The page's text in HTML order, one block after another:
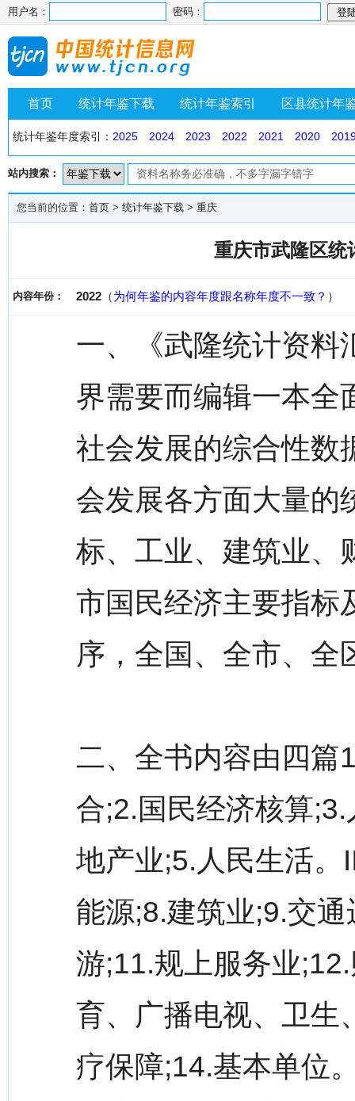
用户名： 密码：
首页 统计年鉴下载 统计年鉴索引 区县统计年
统计年鉴年度索引： 2025 2024 2023 2022 2021 2020
站内搜索：
您当前的位置： 首页 > 统计年鉴下载 > 重庆
重庆市武隆区统
内容年份： 2022 （为何年鉴的内容年度跟名称年度不一致？ ）
一、《武隆统计资料
界需要而编辑一本全
社会发展的综合性数
会发展各方面大量的
标、工业、建筑业、
市国民经济主要指标
序，全国、全市、全
二、全书内容由四篇
合;2.国民经济核算
地产业;5.人民生活
能源;8.建筑业;9.交
游;11.规上服务业
育、广播电视、卫生
疗保障;14.基本单位